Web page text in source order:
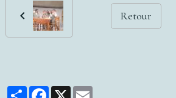
Retour
PartagerFacebook
X